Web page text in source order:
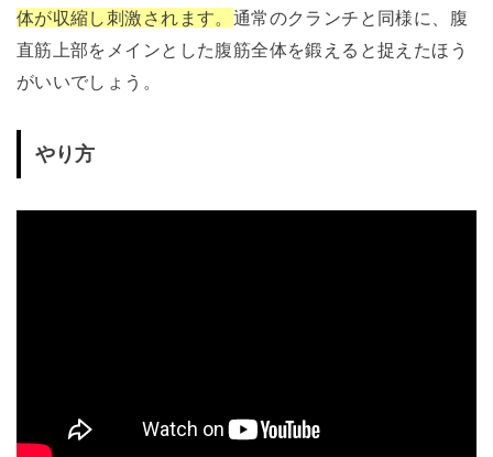
体が収縮し刺激されます。 通常のクランチと同様に、腹
直筋上部をメインとした腹筋全体を鍛えると捉えたほう
がいいでしょう。
やり方